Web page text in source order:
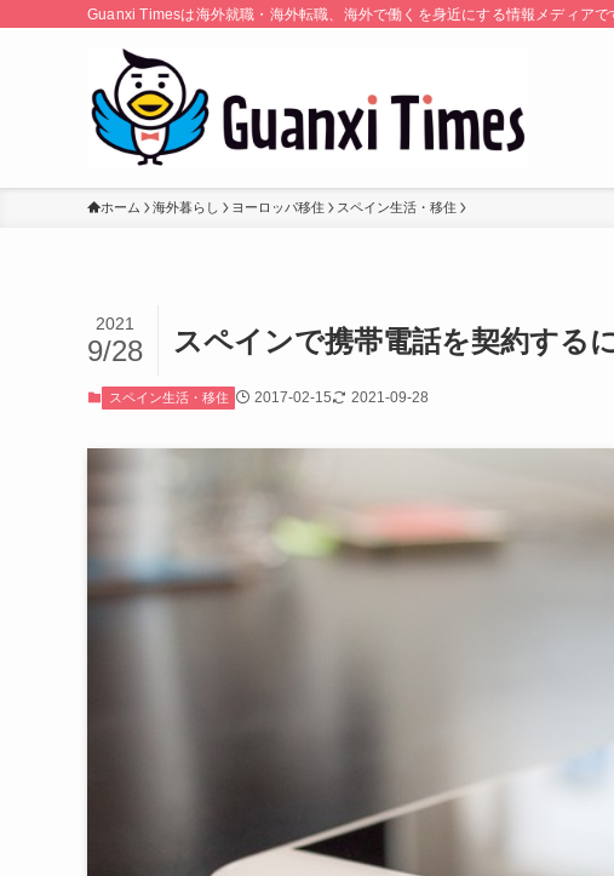
Guanxi Timesは海外就職・海外転職、海外で働くを身近にする情報メディア
ホーム 海外暮らし ヨーロッパ移住 スペイン生活・移住
スペインで携帯電話を契約する
2021
9/28
スペイン生活・移住 2017-02-15 2021-09-28